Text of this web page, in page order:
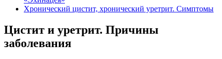
Хронический цистит, хронический уретрит. Симптомы
Цистит и уретрит. Причины
заболевания